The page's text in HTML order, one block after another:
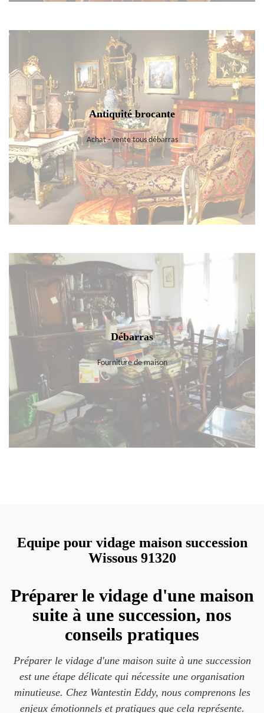
Antiquité brocante
Achat - vente tous débarras
Débarras
Fourniture de maison
Equipe pour vidage maison succession
Wissous 91320
Préparer le vidage d'une maison
suite à une succession, nos
conseils pratiques
Préparer le vidage d'une maison suite à une succession
est une étape délicate qui nécessite une organisation
minutieuse. Chez Wantestin Eddy, nous comprenons les
enjeux émotionnels et pratiques que cela représente.